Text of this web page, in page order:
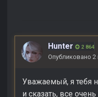
Hunter 2 864
Опубликовано 2
Уважаемый, я тебя
и сказать, все